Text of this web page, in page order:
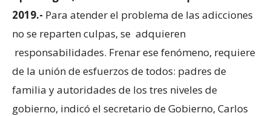
2019.- Para atender el problema de las adicciones
no se reparten culpas, se adquieren
responsabilidades. Frenar ese fenómeno, requiere
de la unión de esfuerzos de todos: padres de
familia y autoridades de los tres niveles de
gobierno, indicó el secretario de Gobierno, Carlos